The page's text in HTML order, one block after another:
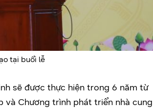
tại buổi lễ
sẽ được thực hiện trong 6 năm từ
Chương trình phát triển nhà cung